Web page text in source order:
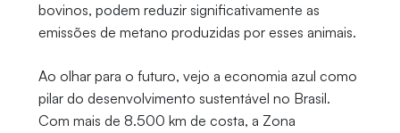
bovinos, podem reduzir significativamente as
emissões de metano produzidas por esses animais.
Ao olhar para o futuro, vejo a economia azul como
pilar do desenvolvimento sustentável no Brasil.
Com mais de 8.500 km de costa, a Zona